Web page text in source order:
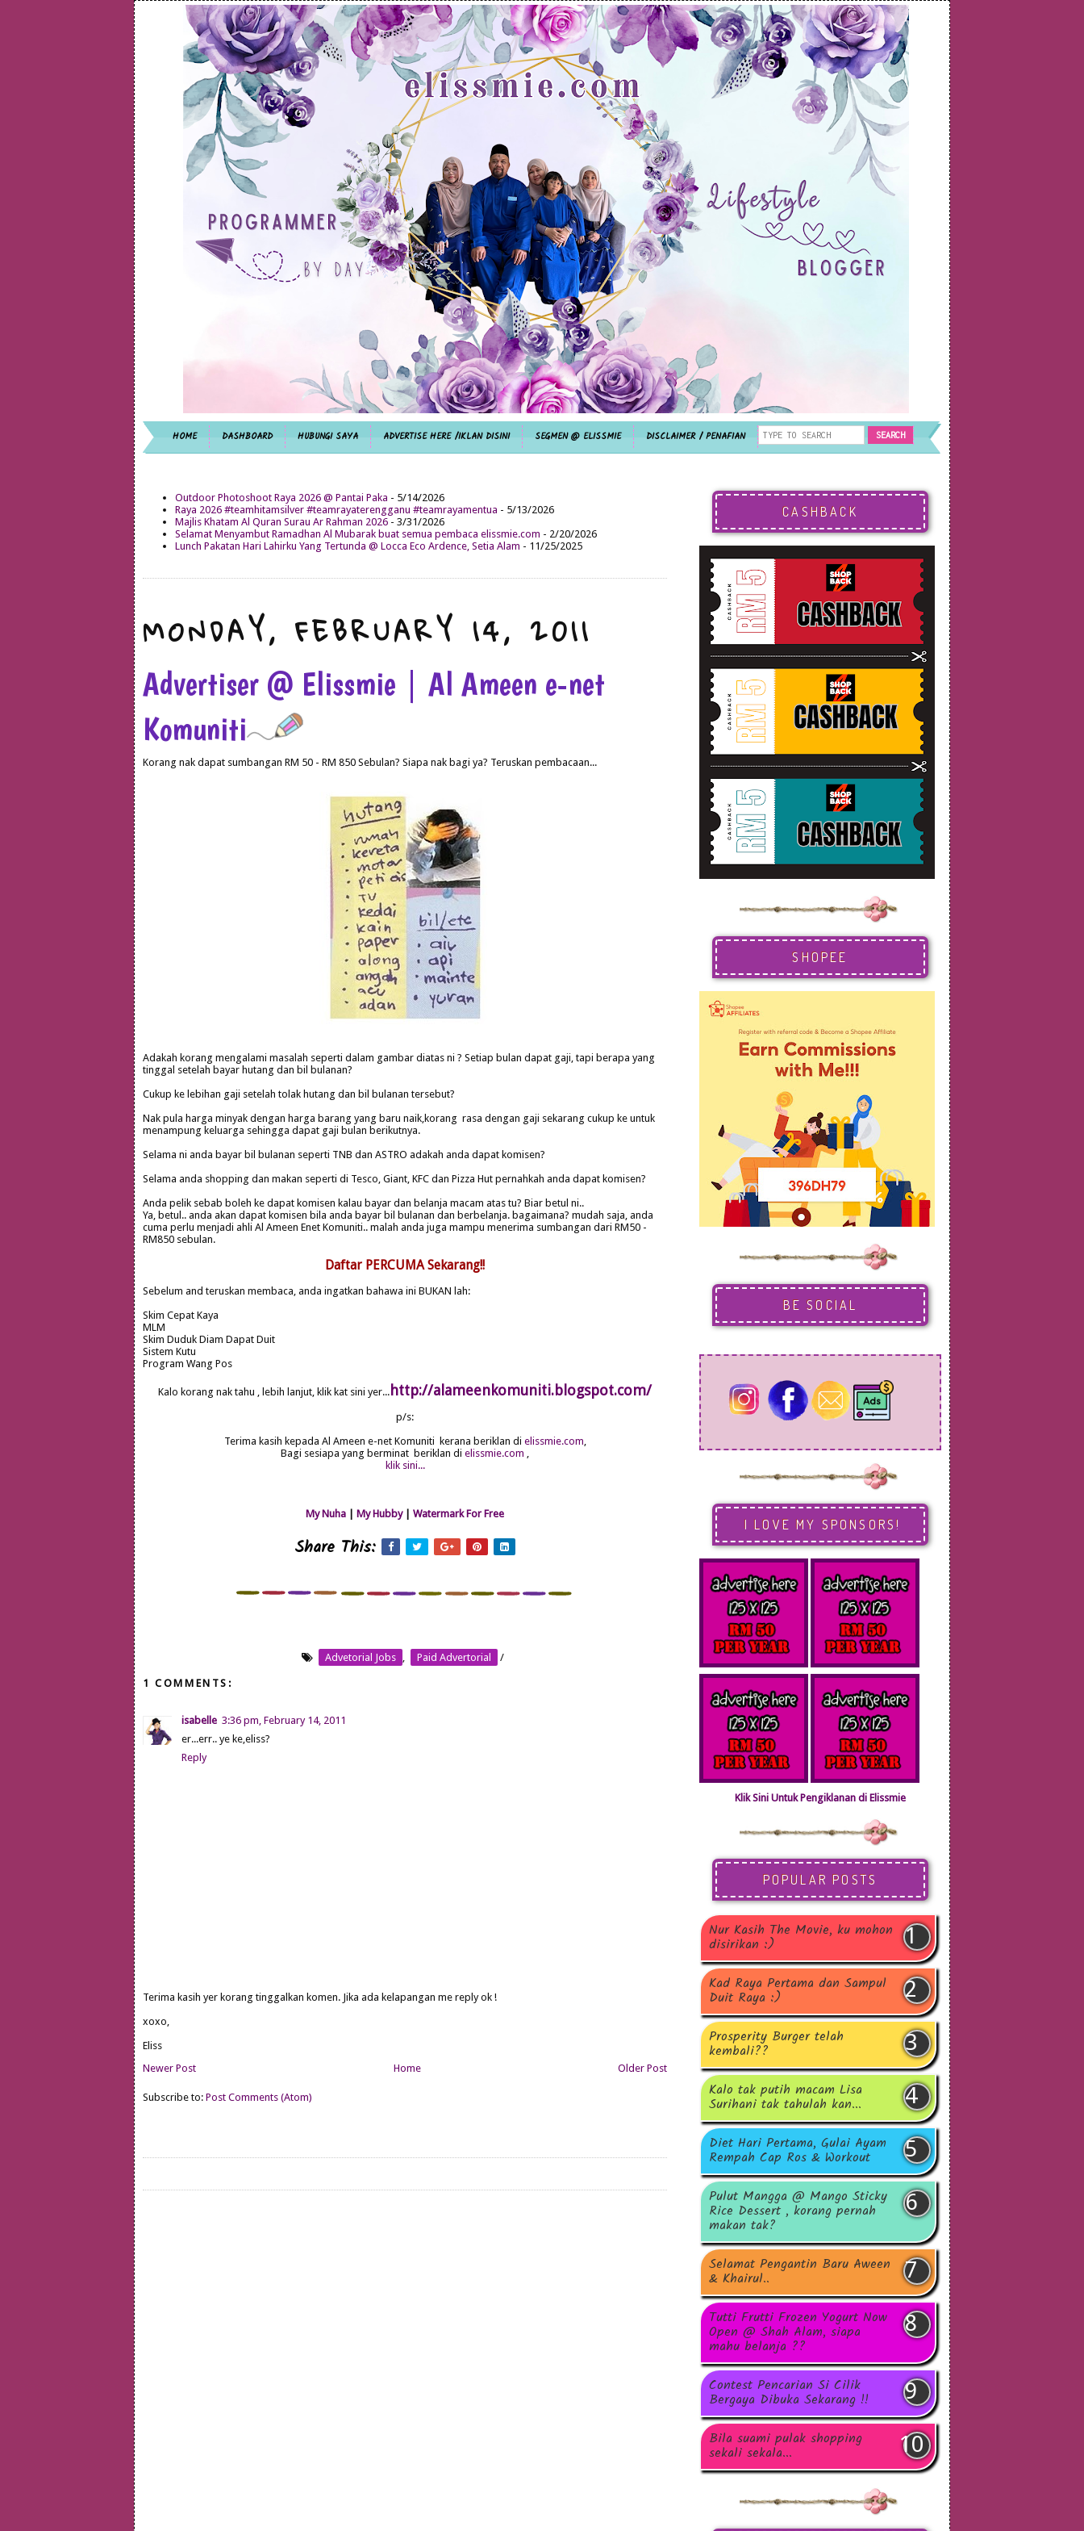
HOME DASHBOARD HUBUNGI SAYA ADVERTISE HERE /IKLAN DISINI SEGMEN @ ELISSMIE DISCLAIMER / PENAFIAN
Outdoor Photoshoot Raya 2026 @ Pantai Paka - 5/14/2026
Raya 2026 #teamhitamsilver #teamrayaterengganu #teamrayamentua - 5/13/2026
Majlis Khatam Al Quran Surau Ar Rahman 2026 - 3/31/2026
Selamat Menyambut Ramadhan Al Mubarak buat semua pembaca elissmie.com - 2/20/2026
Lunch Pakatan Hari Lahirku Yang Tertunda @ Locca Eco Ardence, Setia Alam - 11/25/2025
MONDAY, FEBRUARY 14, 2011
Advertiser @ Elissmie | Al Ameen e-net
Komuniti
Korang nak dapat sumbangan RM 50 - RM 850 Sebulan? Siapa nak bagi ya? Teruskan pembacaan...
Adakah korang mengalami masalah seperti dalam gambar diatas ni ? Setiap bulan dapat gaji, tapi berapa yang
tinggal setelah bayar hutang dan bil bulanan?
Cukup ke lebihan gaji setelah tolak hutang dan bil bulanan tersebut?
Nak pula harga minyak dengan harga barang yang baru naik,korang rasa dengan gaji sekarang cukup ke untuk
menampung keluarga sehingga dapat gaji bulan berikutnya.
Selama ni anda bayar bil bulanan seperti TNB dan ASTRO adakah anda dapat komisen?
Selama anda shopping dan makan seperti di Tesco, Giant, KFC dan Pizza Hut pernahkah anda dapat komisen?
Anda pelik sebab boleh ke dapat komisen kalau bayar dan belanja macam atas tu? Biar betul ni..
Ya, betul.. anda akan dapat komisen bila anda bayar bil bulanan dan berbelanja. bagaimana? mudah saja, anda
cuma perlu menjadi ahli Al Ameen Enet Komuniti.. malah anda juga mampu menerima sumbangan dari RM50 -
RM850 sebulan.
Daftar PERCUMA Sekarang!!
Sebelum and teruskan membaca, anda ingatkan bahawa ini BUKAN lah:
Skim Cepat Kaya
MLM
Skim Duduk Diam Dapat Duit
Sistem Kutu
Program Wang Pos
Kalo korang nak tahu , lebih lanjut, klik kat sini yer... http://alameenkomuniti.blogspot.com/
p/s:
Terima kasih kepada Al Ameen e-net Komuniti kerana beriklan di elissmie.com,
Bagi sesiapa yang berminat beriklan di elissmie.com ,
klik sini...
My Nuha My Hubby| Watermark For Free
Share This:
Advetorial Jobs Paid Advertorial /
1 COMMENTS:
isabelle 3:36 pm, February 14, 2011
er...err.. ye ke,eliss?
Reply
Terima kasih yer korang tinggalkan komen. Jika ada kelapangan me reply ok !
xoxo,
Eliss
Newer Post
Older Post
Home
Subscribe to: Post Comments (Atom)
CASHBACK
SHOPEE
BE SOCIAL
I LOVE MY SPONSORS!
Klik Sini Untuk Pengiklanan di Elissmie
POPULAR POSTS
Nur Kasih The Movie, ku mohon
disirikan :)
Kad Raya Pertama dan Sampul
Duit Raya :)
Prosperity Burger telah
kembali??
Kalo tak putih macam Lisa
Surihani tak tahulah kan...
Diet Hari Pertama, Gulai Ayam
Rempah Cap Ros & Workout
Pulut Mangga @ Mango Sticky
Rice Dessert , korang pernah
makan tak?
Selamat Pengantin Baru Aween
& Khairul..
Tutti Frutti Frozen Yogurt Now
Open @ Shah Alam, siapa
mahu belanja ??
Contest Pencarian Si Cilik
Bergaya Dibuka Sekarang !!
Bila suami pulak shopping
sekali sekala...